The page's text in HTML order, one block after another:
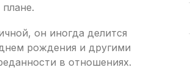
он иногда делится
рождения и другими
в отношениях.